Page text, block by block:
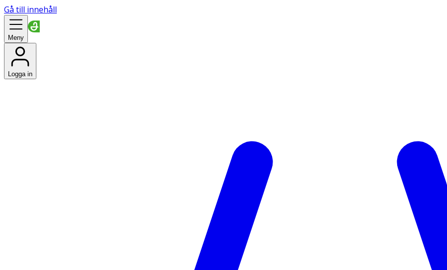
Gå till innehåll
Meny
Logga in